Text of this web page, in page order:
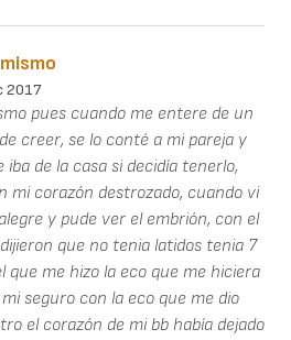
2017
pues cuando me entere de un
creer, se lo conté a mi pareja y
iba de la casa si decidía tenerlo,
mi corazón destrozado, cuando vi
y pude ver el embrión, con el
que no tenia latidos tenia 7
que me hizo la eco que me hiciera
seguro con la eco que me dio
el corazón de mi bb había dejado